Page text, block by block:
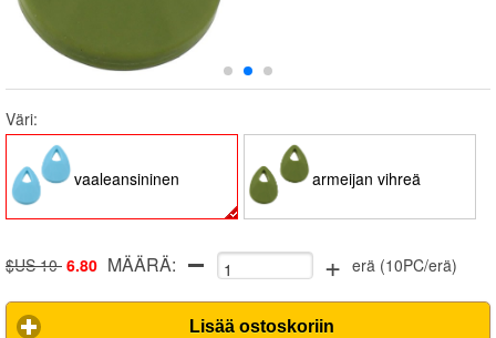
Väri:
vaaleansininen armeijan vihreä
$US 10 6.80 MÄÄRÄ: + erä(10PC/erä)
Lisää ostoskoriin